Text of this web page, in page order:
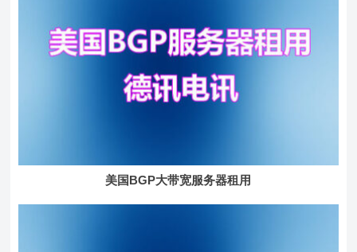
美国BGP大带宽服务器租用